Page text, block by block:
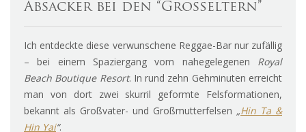
Absacker bei den “Großeltern”
Ich entdeckte diese verwunschene Reggae-Bar nur zufällig
– bei einem Spaziergang vom nahegelegenen Royal
Beach Boutique Resort. In rund zehn Gehminuten erreicht
man von dort zwei skurril geformte Felsformationen,
bekannt als Großvater- und Großmutterfelsen „Hin Ta &
Hin Yai“.